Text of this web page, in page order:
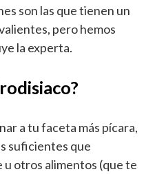
son las que tienen un
pero hemos
la experta.
a tu faceta más pícara,
suficientes que
otros alimentos (que te